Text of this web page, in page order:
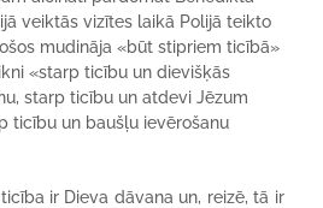
veiktās vizītes laikā Polijā teikto
mudināja «būt stipriem ticībā»
«starp ticību un dievišķās
starp ticību un atdevi Jēzum
ticību un baušļu ievērošanu
ir Dieva dāvana un, reizē, tā ir